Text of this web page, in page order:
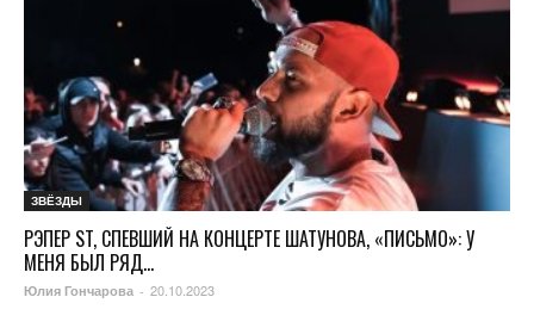
ЗВЁЗДЫ
РЭПЕР ST, СПЕВШИЙ НА КОНЦЕРТЕ ШАТУНОВА, «ПИСЬМО»: У
МЕНЯ БЫЛ РЯД...
Юлия Гончарова - 20.10.2023